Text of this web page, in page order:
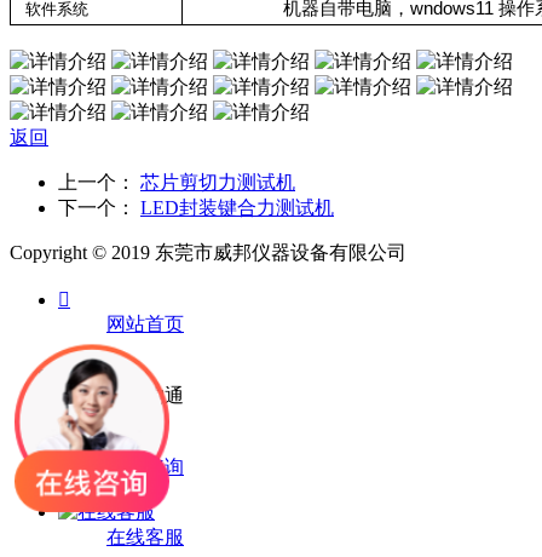
软件系统 机器自带电脑，wndows11 操
返回
上一个： 芯片剪切力测试机
下一个： LED封装键合力测试机
Copyright © 2019 东莞市威邦仪器设备有限公司

网站首页

微信沟通

电话咨询
在线客服